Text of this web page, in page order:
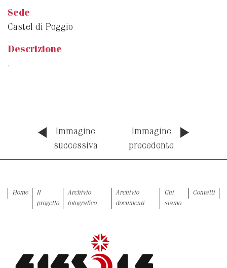
Sede
Castel di Poggio
Descrizione
.
Immagine
successiva
Immagine
precedente
Home
Il
progetto
Archivio
fotografico
Archivio
documenti
Chi
siamo
Contatti